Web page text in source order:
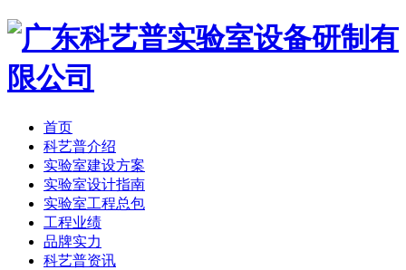
首页
科艺普介绍
实验室建设方案
实验室设计指南
实验室工程总包
工程业绩
品牌实力
科艺普资讯